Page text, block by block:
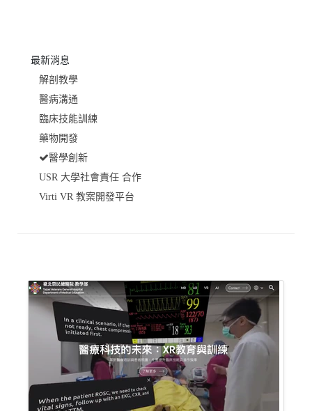
最新消息
解剖教學
醫病溝通
臨床技能訓練
藥物開發
醫學創新
USR 大學社會責任 合作
Virti VR 教案開發平台